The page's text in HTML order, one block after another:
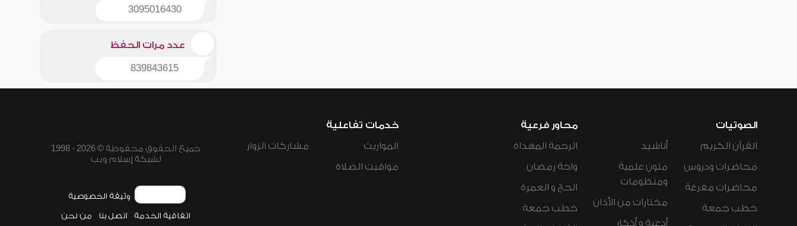
3095016430
عدد مرات الحفظ
839843615
الصوتيات
القرآن الكريم
محاضرات ودروس
محاضرات مفرغة
خطب جمعة
أناشيد
متون علمية
ومنظومات
مختارات من الأذان
أدعية و أذكار
محاور فرعية
الرحمة المهداة
واحة رمضان
الحج و العمرة
خطب جمعة
خدمات تفاعلية
المواريث
مواقيت الصلاة
مشاركات الزوار
جميع الحقوق محفوظة © 2026 - 1998
لشبكة إسلام ويب
وثيقة الخصوصية
اتفاقية الخدمة اتصل بنا من نحن